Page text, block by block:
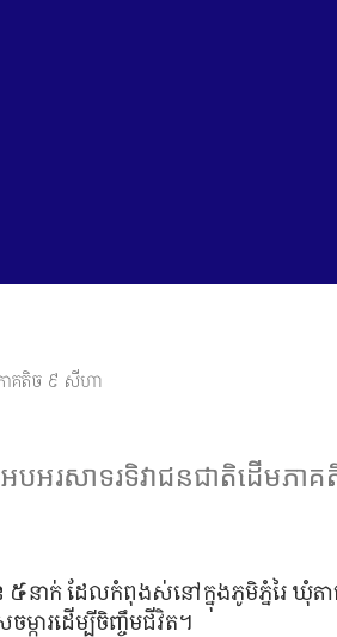
ភាគតិច ៩ សីហា
អបអរសាទរទិវាជនជាតិដើមភ
ក់ ដែលកំពុងស់នៅក្នុងភូមិភ្នំរៃ ឃុំតា
ការដើម្បីចិញ្ចឹមជីវិត។